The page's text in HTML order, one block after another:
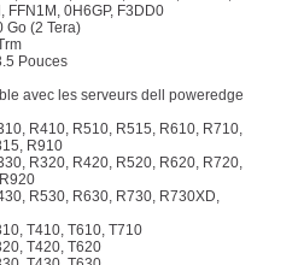
FFN1M, 0H6GP, F3DD0
Go (2 Tera)
Pouces
avec les serveurs dell poweredge
R410, R510, R515, R610, R710,
R910
R320, R420, R520, R620, R720,
R530, R630, R730, R730XD,
T410, T610, T710
T420, T620